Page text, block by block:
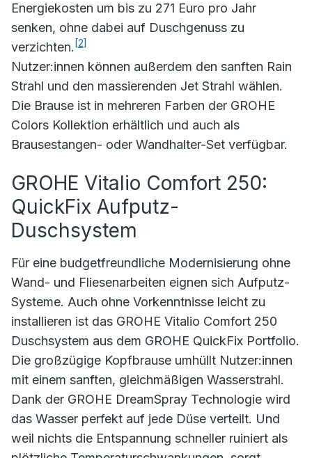
Energiekosten um bis zu 271 Euro pro Jahr
senken, ohne dabei auf Duschgenuss zu
verzichten. [2]
Nutzer:innen können außerdem den sanften Rain
Strahl und den massierenden Jet Strahl wählen.
Die Brause ist in mehreren Farben der GROHE
Colors Kollektion erhältlich und auch als
Brausestangen- oder Wandhalter-Set verfügbar.
GROHE Vitalio Comfort 250:
QuickFix Aufputz-
Duschsystem
Für eine budgetfreundliche Modernisierung ohne
Wand- und Fliesenarbeiten eignen sich Aufputz-
Systeme. Auch ohne Vorkenntnisse leicht zu
installieren ist das GROHE Vitalio Comfort 250
Duschsystem aus dem GROHE QuickFix Portfolio.
Die großzügige Kopfbrause umhüllt Nutzer:innen
mit einem sanften, gleichmäßigen Wasserstrahl.
Dank der GROHE DreamSpray Technologie wird
das Wasser perfekt auf jede Düse verteilt. Und
weil nichts die Entspannung schneller ruiniert als